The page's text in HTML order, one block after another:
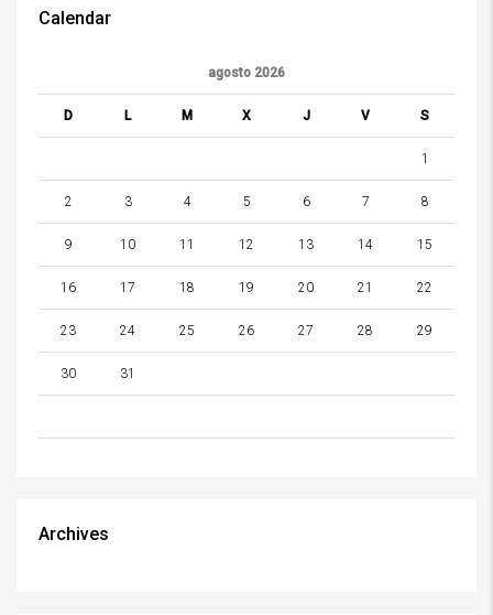
Calendar
agosto 2026
D L M X J V S
1
2 3 4 5 6 7 8
9 10 11 12 13 14 15
16 17 18 19 20 21 22
23 24 25 26 27 28 29
30 31
Archives